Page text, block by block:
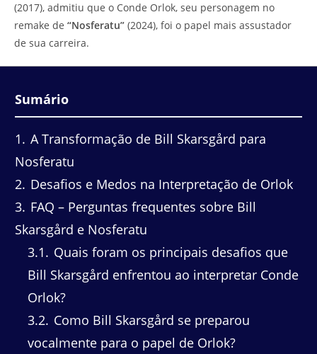
(2017), admitiu que o Conde Orlok, seu personagem no
remake de “Nosferatu” (2024), foi o papel mais assustador
de sua carreira.
Sumário
1
A Transformação de Bill Skarsgård para
Nosferatu
2 Desafios e Medos na Interpretação de Orlok
3 FAQ – Perguntas frequentes sobre Bill
Skarsgård e Nosferatu
3.1
Quais foram os principais desafios que
Bill Skarsgård enfrentou ao interpretar Conde
Orlok?
3.2 Como Bill Skarsgård se preparou
vocalmente para o papel de Orlok?